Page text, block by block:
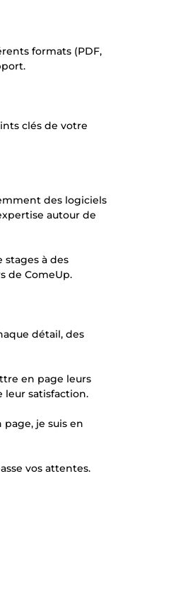
formats (PDF,
clés de votre
des logiciels
autour de
à des
de ComeUp.
détail, des
en page leurs
leur satisfaction.
je suis en
vos attentes.